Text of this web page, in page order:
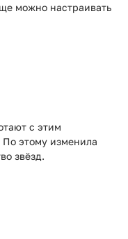
можно настраивать
с этим
По этому изменила
звёзд.